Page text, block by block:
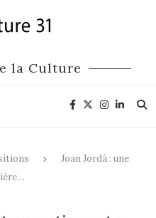
la Culture
Joan Jordà : une